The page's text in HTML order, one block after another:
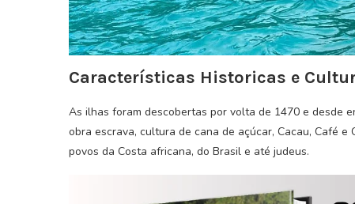
Características Historicas e
As ilhas foram descobertas por volta de 1470 e desde
obra escrava, cultura de cana de açúcar, Cacau, Café
povos da Costa africana, do Brasil e até judeus.